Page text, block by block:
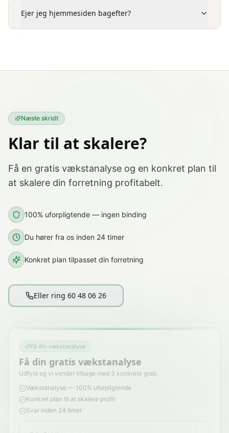
Ejer jeg hjemmesiden bagefter?
Næste skridt
Klar til at skalere?
Få en gratis vækstanalyse og en konkret plan til
at skalere din forretning profitabelt.
100% uforpligtende — ingen binding
Du hører fra os inden 24 timer
Konkret plan tilpasset din forretning
Eller ring 60 48 06 26
Få din vækstanalyse
Få din gratis vækstanalyse
Udfyld og vi vender tilbage med 3 konkrete greb.
Vækstanalyse — 100% uforpligtende
Konkret plan til at skalere profit
Svar inden 24 timer